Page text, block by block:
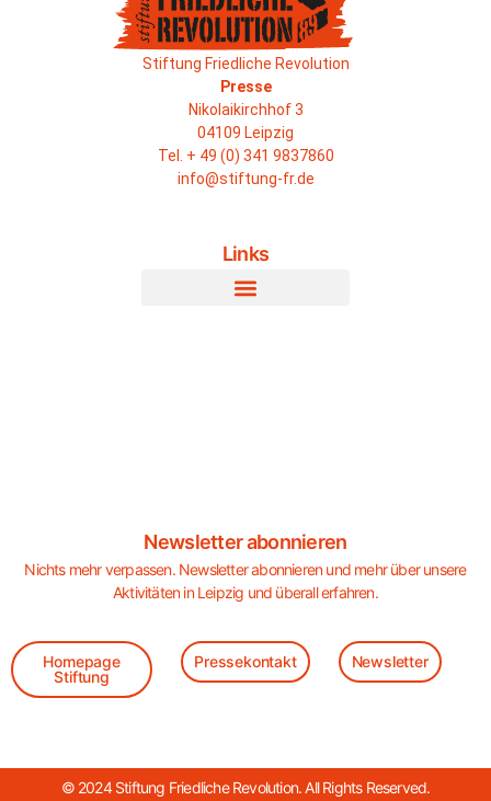
Stiftung Friedliche Revolution
Presse
Nikolaikirchhof 3
04109 Leipzig
Tel. + 49 (0) 341 9837860
info@stiftung-fr.de
Links
Newsletter abonnieren
Nichts mehr verpassen. Newsletter abonnieren und mehr über unsere
Aktivitäten in Leipzig und überall erfahren.
Homepage
Stiftung
Pressekontakt Newsletter
© 2024 Stiftung Friedliche Revolution. All Rights Reserved.